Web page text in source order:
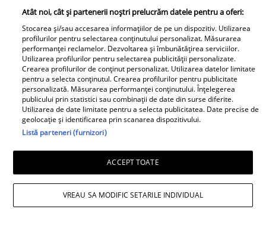
extraconjugală cu antrenorul a
dus la divorțul de Rareș Cojoc,
însă nimeni nu se aștepta la ce
se întâmplă în prezent
Este în culmea fericirii! Vedeta a
devenit mamă pentru a doua
oară și a dezvăluit prima
imagine cu fiul său: „Iubirile
vieții mele” Foto
A1.ro
Poftiți pe la noi: Poftiți la
Atât noi, cât și partenerii noștri prelucrăm datele pentru a oferi:
Stocarea și/sau accesarea informațiilor de pe un dispozitiv. Utilizarea
profilurilor pentru selectarea conținutului personalizat. Măsurarea
performanței reclamelor. Dezvoltarea și îmbunătățirea serviciilor.
Utilizarea profilurilor pentru selectarea publicității personalizate.
Crearea profilurilor de conținut personalizat. Utilizarea datelor limitate
pentru a selecta conținutul. Crearea profilurilor pentru publicitate
personalizată. Măsurarea performanței conținutului. Înțelegerea
publicului prin statistici sau combinații de date din surse diferite.
Utilizarea de date limitate pentru a selecta publicitatea. Date precise de
geolocație și identificarea prin scanarea dispozitivului.
Listă parteneri (furnizori)
ACCEPT TOATE
VREAU SA MODIFIC SETARILE INDIVIDUAL